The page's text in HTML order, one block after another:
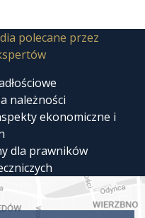
polecane przez
należności
ekonomiczne i
dla prawników